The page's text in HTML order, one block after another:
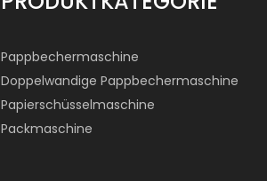
Pappbechermaschine
Doppelwandige Pappbechermaschine
Papierschüsselmaschine
Packmaschine